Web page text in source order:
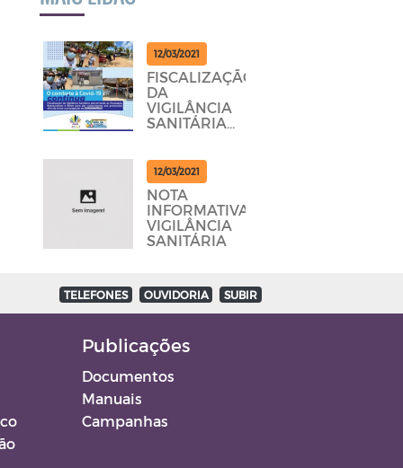
12/03/2021
FISCALIZAÇÃO
DA
VIGILÂNCIA
SANITÁRIA
POUSADAS,
RESTAURANTES
E BARES
PARA DAR
CUMPRINDO
OS
12/03/2021
NOTA
INFORMATIVA
VIGILÂNCIA
SANITÁRIA
TELEFONES OUVIDORIA SUBIR
Publicações
Documentos
Manuais
Campanhas